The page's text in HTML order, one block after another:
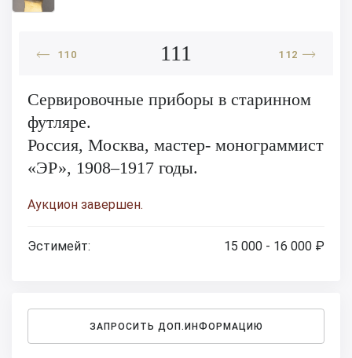
110 111 112
Сервировочные приборы в старинном
футляре.
Россия, Москва, мастер- монограммист
«ЭР», 1908–1917 годы.
Аукцион завершен.
Эстимейт: 15 000 - 16 000 ₽
ЗАПРОСИТЬ ДОП.ИНФОРМАЦИЮ